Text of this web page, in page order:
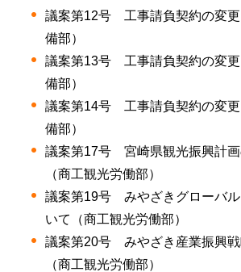
議案第12号
工事請負契約の変
備部）
議案第13号
工事請負契約の変
備部）
議案第14号
工事請負契約の変
備部）
議案第17号
宮崎県観光振興計画
（商工観光労働部）
議案第19号
みやざきグローバ
いて（商工観光労働部）
議案第20号
みやざき産業振興
（商工観光労働部）